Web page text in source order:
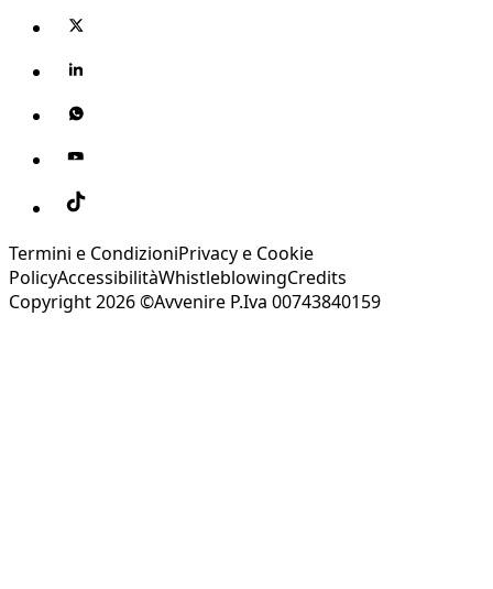
Termini e CondizioniPrivacy e Cookie
PolicyAccessibilitàWhistleblowingCredits
Copyright 2026 ©Avvenire P.Iva 00743840159